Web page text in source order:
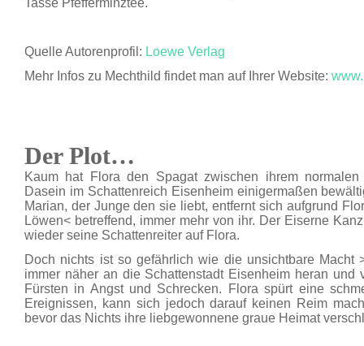
Tasse Pfefferminztee.
Quelle Autorenprofil: Loewe Verlag
Mehr Infos zu Mechthild findet man auf Ihrer Website:
Der Plot…
Kaum hat Flora den Spagat zwischen ihrem
Dasein im Schattenreich Eisenheim einigermaßen
Marian, der Junge den sie liebt, entfernt sich aufgrund
Löwen< betreffend, immer mehr von ihr. Der Eiserne
wieder seine Schattenreiter auf Flora.
Doch nichts ist so gefährlich wie die unsichtbare Macht
immer näher an die Schattenstadt Eisenheim heran und
Fürsten in Angst und Schrecken. Flora spürt eine
Ereignissen, kann sich jedoch darauf keinen Reim
bevor das Nichts ihre liebgewonnene graue Heimat